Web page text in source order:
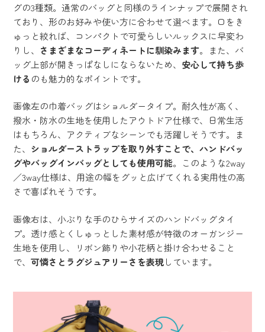
グの3種類。通常のバッグと同様のラインナップで展開され
ており、形のお好みや使い方に合わせて選べます。口をき
ゅっと絞れば、コンパクトで可愛らしいルックスに早変わ
りし、 さまざまなコーディネートに馴染みます。また、バ
ッグ上部が開きっぱなしにならないため、 安心して持ち歩
ける のも魅力的なポイントです。
画像左の巾着バッグはショルダータイプ。耐久性が高く、
撥水・防水の生地を使用したアウトドア仕様で、日常生活
はもちろん、アクティブなシーンでも活躍しそうです。ま
た、 ショルダーストラップを取り外すことで、ハンドバッ
グやバッグインバッグとしても使用可能。このような2way
／3way仕様は、用途の幅をグッと広げてくれる実用性の高
さで喜ばれそうです。
画像右は、小ぶりな手のひらサイズのハンドバッグタイ
プ。透け感とくしゅっとした素材感が特徴のオーガンジー
生地を使用し、リボン飾りや小花柄と掛け合わせること
で、可憐さとラグジュアリーさを表現しています。